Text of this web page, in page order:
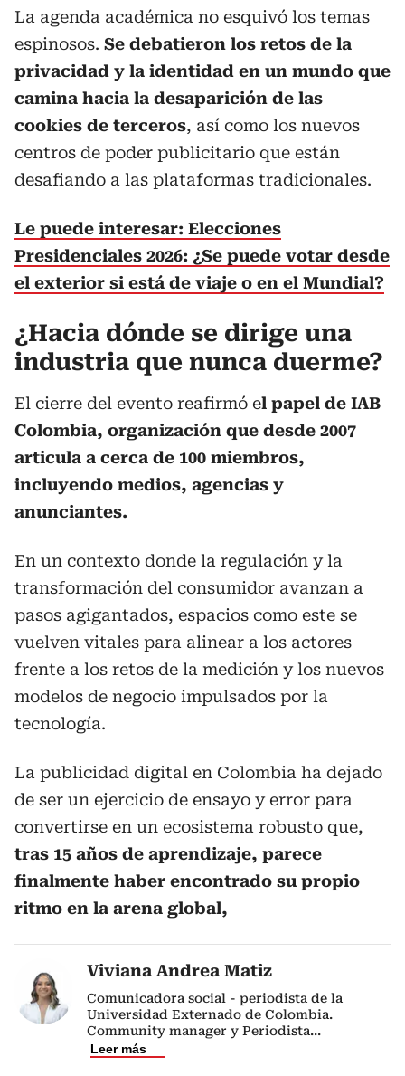
La agenda académica no esquivó los temas
espinosos. Se debatieron los retos de la
privacidad y la identidad en un mundo que
camina hacia la desaparición de las
cookies de terceros, así como los nuevos
centros de poder publicitario que están
desafiando a las plataformas tradicionales.
Le puede interesar: Elecciones
Presidenciales 2026: ¿Se puede votar desde
el exterior si está de viaje o en el Mundial?
¿Hacia dónde se dirige una
industria que nunca duerme?
El cierre del evento reafirmó el papel de IAB
Colombia, organización que desde 2007
articula a cerca de 100 miembros,
incluyendo medios, agencias y
anunciantes.
En un contexto donde la regulación y la
transformación del consumidor avanzan a
pasos agigantados, espacios como este se
vuelven vitales para alinear a los actores
frente a los retos de la medición y los nuevos
modelos de negocio impulsados por la
tecnología.
La publicidad digital en Colombia ha dejado
de ser un ejercicio de ensayo y error para
convertirse en un ecosistema robusto que,
tras 15 años de aprendizaje, parece
finalmente haber encontrado su propio
ritmo en la arena global,
Viviana Andrea Matiz
Comunicadora social - periodista de la
Universidad Externado de Colombia.
Community manager y Periodista...
Leer más